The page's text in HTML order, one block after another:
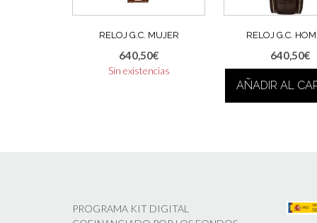
RELOJ G.C. MUJER
640,50€
Sin existencias
RELOJ G.C.
640,50€
AÑADIR AL
PROGRAMA KIT DIGITAL